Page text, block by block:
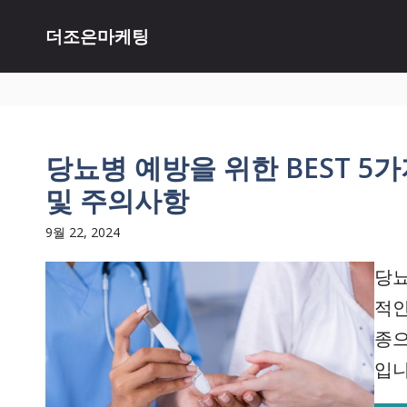
content
더조은마케팅
당뇨병 예방을 위한 BEST 5
및 주의사항
9월 22, 2024
당
적
종
입